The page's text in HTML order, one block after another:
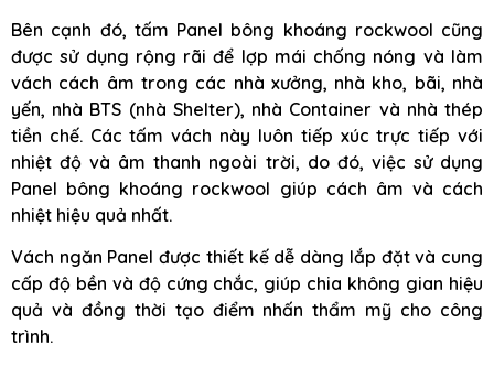
Bên cạnh đó, tấm Panel bông khoáng rockwool cũng
được sử dụng rộng rãi để lợp mái chống nóng và làm
vách cách âm trong các nhà xưởng, nhà kho, bãi, nhà
yến, nhà BTS (nhà Shelter), nhà Container và nhà thép
tiền chế. Các tấm vách này luôn tiếp xúc trực tiếp với
nhiệt độ và âm thanh ngoài trời, do đó, việc sử dụng
Panel bông khoáng rockwool giúp cách âm và cách
nhiệt hiệu quả nhất.
Vách ngăn Panel được thiết kế dễ dàng lắp đặt và cung
cấp độ bền và độ cứng chắc, giúp chia không gian hiệu
quả và đồng thời tạo điểm nhấn thẩm mỹ cho công
trình.